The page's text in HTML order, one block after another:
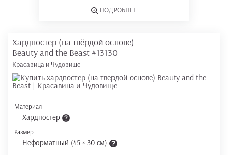
ПОДРОБНЕЕ
Хардпостер (на твёрдой основе)
Beauty and the Beast #13130
Красавица и Чудовище
Материал
Хардпостер
Размер
Неформатный (45 × 30 см)